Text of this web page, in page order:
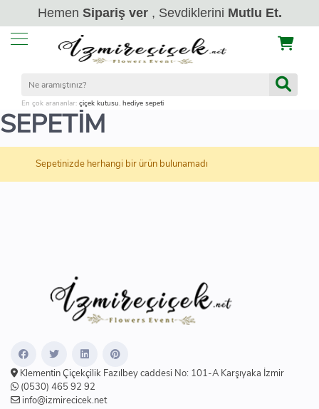
Hemen Sipariş ver, Sevdiklerini Mutlu Et.
En çok arananlar: çiçek kutusu, hediye sepeti
SEPETİM
Sepetinizde herhangi bir ürün bulunamadı
Klementin Çiçekçilik Fazılbey caddesi No: 101-A Karşıyaka İzmir
(0530) 465 92 92
info@izmirecicek.net